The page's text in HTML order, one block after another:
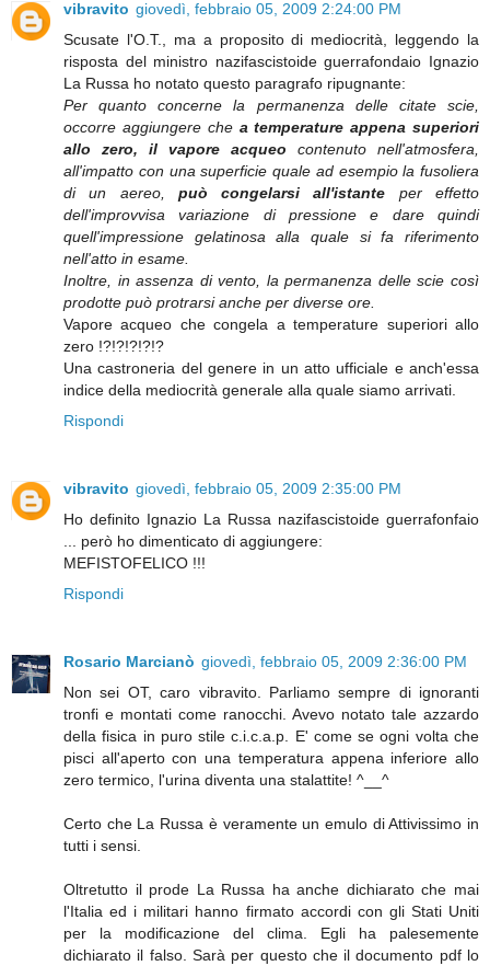
vibravito giovedì, febbraio 05, 2009 2:24:00 PM
Scusate l'O.T., ma a proposito di mediocrità, leggendo la
risposta del ministro nazifascistoide guerrafondaio Ignazio
La Russa ho notato questo paragrafo ripugnante:
Per quanto concerne la permanenza delle citate scie,
occorre aggiungere che a temperature appena superiori
allo zero, il vapore acqueo contenuto nell'atmosfera,
all'impatto con una superficie quale ad esempio la fusoliera
di un aereo, può congelarsi all'istante per effetto
dell'improvvisa variazione di pressione e dare quindi
quell'impressione gelatinosa alla quale si fa riferimento
nell'atto in esame.
Inoltre, in assenza di vento, la permanenza delle scie così
prodotte può protrarsi anche per diverse ore.
Vapore acqueo che congela a temperature superiori allo
zero !?!?!?!?!?
Una castroneria del genere in un atto ufficiale e anch'essa
indice della mediocrità generale alla quale siamo arrivati.
Rispondi
vibravito giovedì, febbraio 05, 2009 2:35:00 PM
Ho definito Ignazio La Russa nazifascistoide guerrafonfaio
... però ho dimenticato di aggiungere:
MEFISTOFELICO !!!
Rispondi
Rosario Marcianò giovedì, febbraio 05, 2009 2:36:00 PM
Non sei OT, caro vibravito. Parliamo sempre di ignoranti
tronfi e montati come ranocchi. Avevo notato tale azzardo
della fisica in puro stile c.i.c.a.p. E' come se ogni volta che
pisci all'aperto con una temperatura appena inferiore allo
zero termico, l'urina diventa una stalattite! ^__^
Certo che La Russa è veramente un emulo di Attivissimo in
tutti i sensi.
Oltretutto il prode La Russa ha anche dichiarato che mai
l'Italia ed i militari hanno firmato accordi con gli Stati Uniti
per la modificazione del clima. Egli ha palesemente
dichiarato il falso. Sarà per questo che il documento pdf lo